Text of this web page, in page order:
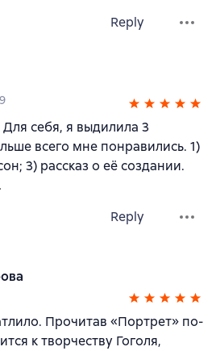
Reply
себя, я выдилила 3
всего мне понравились. 1)
3) рассказ о её создании.
Reply
Прочитав «Портрет» по-
к творчеству Гоголя,